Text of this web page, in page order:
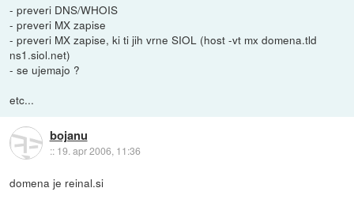
- preveri DNS/WHOIS
- preveri MX zapise
- preveri MX zapise, ki ti jih vrne SIOL (host -vt mx domena.tld
ns1.siol.net)
- se ujemajo ?
etc...
bojanu
:: 19. apr 2006, 11:36
domena je reinal.si